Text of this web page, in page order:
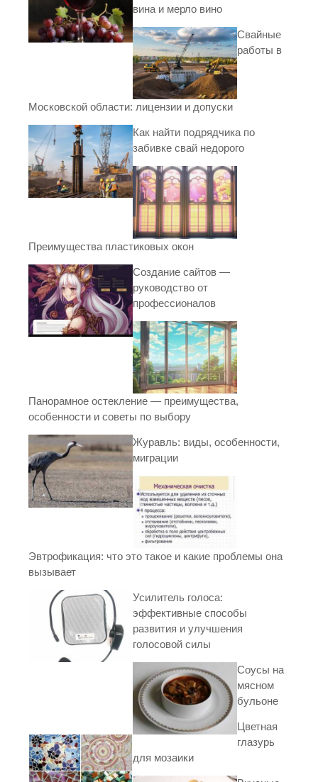
вина и мерло вино
Свайные
работы в
Московской области: лицензии и допуски
Как найти подрядчика по
забивке свай недорого
Преимущества пластиковых окон
Создание сайтов —
руководство от
профессионалов
Панорамное остекление — преимущества,
особенности и советы по выбору
Журавль: виды, особенности,
миграции
Эвтрофикация: что это такое и какие проблемы она
вызывает
Усилитель голоса:
эффективные способы
развития и улучшения
голосовой силы
Соусы на
мясном
бульоне
Цветная
глазурь
для мозаики